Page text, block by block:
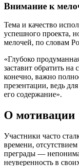
Внимание к
Тема и качество
успешного проекта,
мелочей, по словам
«Глубоко
заставит обратить
конечно, важно
презентации, ведь
его содержание».
О мотивации
Участники часто
времени,
преграды —
неуверенность в